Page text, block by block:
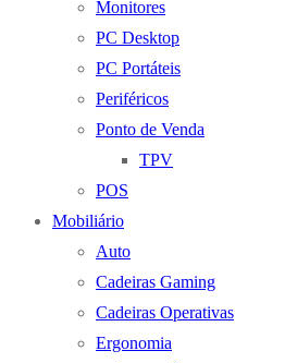
Monitores
PC Desktop
PC Portáteis
Periféricos
Ponto de Venda
TPV
POS
Mobiliário
Auto
Cadeiras Gaming
Cadeiras Operativas
Ergonomia